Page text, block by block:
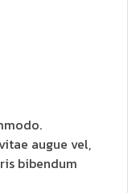
augue vel,
bibendum